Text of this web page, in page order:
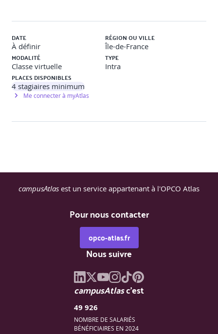
DATE
À définir
RÉGION OU VILLE
Île-de-France
MODALITÉ
Classe virtuelle
TYPE
Intra
PLACES DISPONIBLES
4 stagiaires minimum
Me connecter à myAtlas
campusAtlas est un service appartenant à l'OPCO Atlas
Pour nous contacter
opco-atlas.fr
Nous suivre
campusAtlasc'est
49 926
NOMBRE DE SALARIÉS
BÉNÉFICIAIRES EN 2024